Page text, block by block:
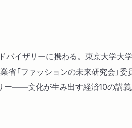
バイザリーに携わる。東京大学大
「ファッションの未来研究会」委
ー――文化が生み出す経済10の講義